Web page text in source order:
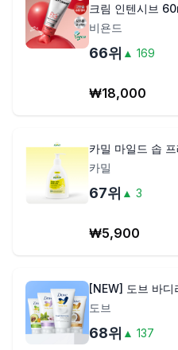
크림 인텐시브
비욘드
66위 ▲ 169
₩18,000
카밀 마일드 솝
카밀
67위 ▲ 3
₩5,900
[NEW] 도브 바
도브
68위 ▲ 137